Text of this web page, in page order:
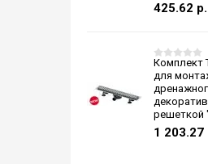
425.62 р.
Комплект
для
решеткой
1 203.27